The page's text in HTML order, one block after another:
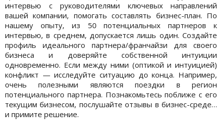
интервью с руководителями ключевых направлений
вашей компании, помогать составлять бизнес-план. По
нашему опыту, из 50 потенциальных партнеров к
интервью, в среднем, допускается лишь один. Создайте
профиль идеального партнера/франчайзи для своего
бизнеса и доверяйте собственной интуиции
одновременно. Если между ними (оптикой и интуицией)
конфликт — исследуйте ситуацию до конца. Например,
очень полезными являются поездки в регион
потенциального партнера. Познакомьтесь поближе с его
текущим бизнесом, послушайте отзывы в бизнес-среде…
и примите решение.